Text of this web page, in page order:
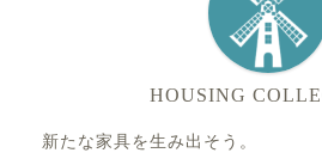
HOUSING
新たな家具を生み出そう。